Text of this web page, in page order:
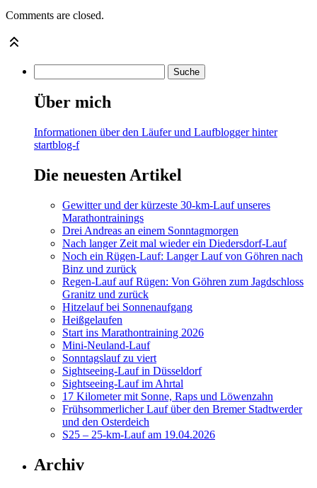
Comments are closed.
Über mich
Informationen über den Läufer und Laufblogger hinter
startblog-f
Die neuesten Artikel
Gewitter und der kürzeste 30-km-Lauf unseres
Marathontrainings
Drei Andreas an einem Sonntagmorgen
Nach langer Zeit mal wieder ein Diedersdorf-Lauf
Noch ein Rügen-Lauf: Langer Lauf von Göhren nach
Binz und zurück
Regen-Lauf auf Rügen: Von Göhren zum Jagdschloss
Granitz und zurück
Hitzelauf bei Sonnenaufgang
Heißgelaufen
Start ins Marathontraining 2026
Mini-Neuland-Lauf
Sonntagslauf zu viert
Sightseeing-Lauf in Düsseldorf
Sightseeing-Lauf im Ahrtal
17 Kilometer mit Sonne, Raps und Löwenzahn
Frühsommerlicher Lauf über den Bremer Stadtwerder
und den Osterdeich
S25 – 25-km-Lauf am 19.04.2026
Archiv